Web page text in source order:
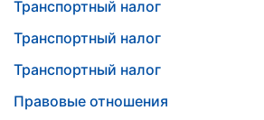
Транспортный налог
Транспортный налог
Транспортный налог
Правовые отношения